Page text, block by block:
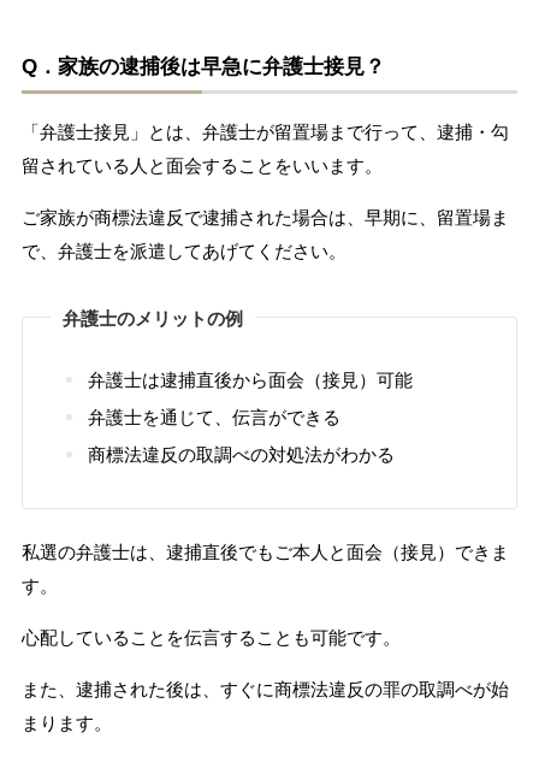
Q．家族の逮捕後は早急に弁護士接見？
「弁護士接見」とは、弁護士が留置場まで行って、逮捕・勾
留されている人と面会することをいいます。
ご家族が商標法違反で逮捕された場合は、早期に、留置場ま
で、弁護士を派遣してあげてください。
弁護士のメリットの例
弁護士は逮捕直後から面会（接見）可能
弁護士を通じて、伝言ができる
商標法違反の取調べの対処法がわかる
私選の弁護士は、逮捕直後でもご本人と面会（接見）できま
す。
心配していることを伝言することも可能です。
また、逮捕された後は、すぐに商標法違反の罪の取調べが始
まります。